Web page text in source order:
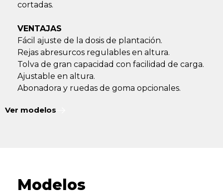
cortadas.
VENTAJAS
Fácil ajuste de la dosis de plantación.
Rejas abresurcos regulables en altura.
Tolva de gran capacidad con facilidad de carga.
Ajustable en altura.
Abonadora y ruedas de goma opcionales.
Ver modelos
Modelos